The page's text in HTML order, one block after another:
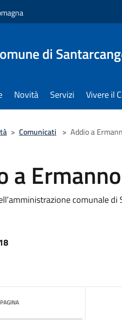
di
Novità Servizi Vivere il
> Comunicati > Addio a
a
comunale di